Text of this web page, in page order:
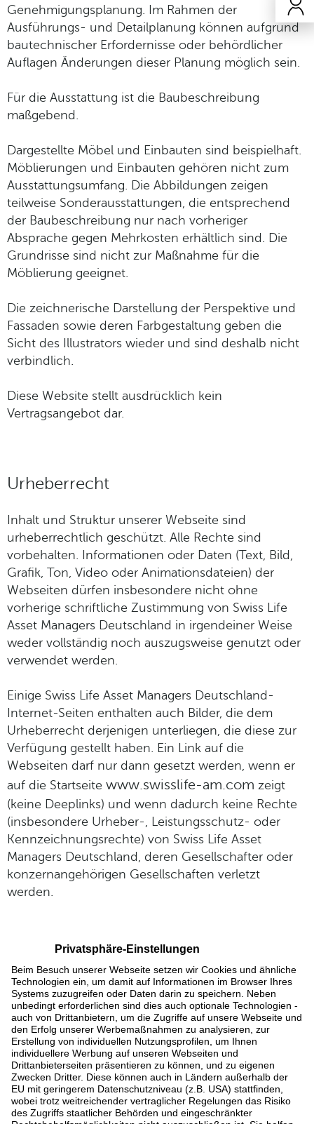
Genehmigungsplanung. Im Rahmen der
Ausführungs- und Detailplanung können aufgrund
bautechnischer Erfordernisse oder behördlicher
Auflagen Änderungen dieser Planung möglich sein.
Für die Ausstattung ist die Baubeschreibung
maßgebend.
Dargestellte Möbel und Einbauten sind beispielhaft.
Möblierungen und Einbauten gehören nicht zum
Ausstattungsumfang. Die Abbildungen zeigen
teilweise Sonderausstattungen, die entsprechend
der Baubeschreibung nur nach vorheriger
Absprache gegen Mehrkosten erhältlich sind. Die
Grundrisse sind nicht zur Maßnahme für die
Möblierung geeignet.
Die zeichnerische Darstellung der Perspektive und
Fassaden sowie deren Farbgestaltung geben die
Sicht des Illustrators wieder und sind deshalb nicht
verbindlich.
Diese Website stellt ausdrücklich kein
Vertragsangebot dar.
Urheberrecht
Inhalt und Struktur unserer Webseite sind
urheberrechtlich geschützt. Alle Rechte sind
vorbehalten. Informationen oder Daten (Text, Bild,
Grafik, Ton, Video oder Animationsdateien) der
Webseiten dürfen insbesondere nicht ohne
vorherige schriftliche Zustimmung von Swiss Life
Asset Managers Deutschland in irgendeiner Weise
weder vollständig noch auszugsweise genutzt oder
verwendet werden.
Einige Swiss Life Asset Managers Deutschland-
Internet-Seiten enthalten auch Bilder, die dem
Urheberrecht derjenigen unterliegen, die diese zur
Verfügung gestellt haben. Ein Link auf die
Webseiten darf nur dann gesetzt werden, wenn er
auf die Startseite www.swisslife-am.com zeigt
(keine Deeplinks) und wenn dadurch keine Rechte
(insbesondere Urheber-, Leistungsschutz- oder
Kennzeichnungsrechte) von Swiss Life Asset
Managers Deutschland, deren Gesellschafter oder
konzernangehörigen Gesellschaften verletzt
werden.